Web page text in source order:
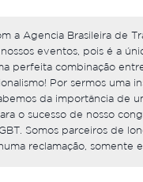
a Agencia Brasileira de
eventos, pois é a
perfeita combinação
Por sermos uma
da importância de
o sucesso de nosso
Somos parceiros de
reclamação, somente